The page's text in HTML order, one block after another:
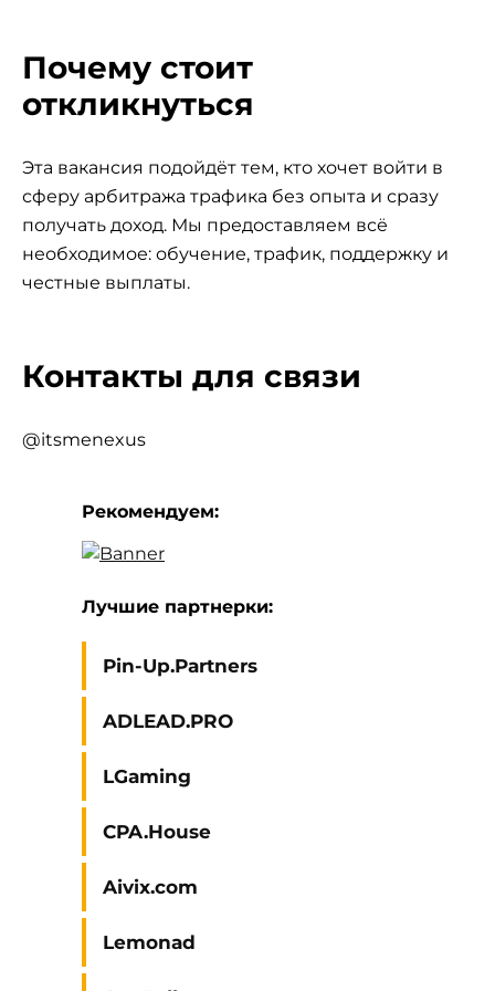
Почему стоит
откликнуться
Эта вакансия подойдёт тем, кто хочет войти в
сферу арбитража трафика без опыта и сразу
получать доход. Мы предоставляем всё
необходимое: обучение, трафик, поддержку и
честные выплаты.
Контакты для связи
@itsmenexus
Рекомендуем:
Лучшие партнерки:
Pin-Up.Partners
ADLEAD.PRO
LGaming
CPA.House
Aivix.com
Lemonad